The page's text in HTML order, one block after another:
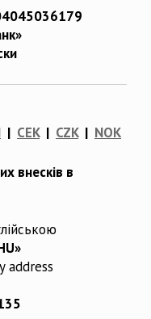
| CEK| CZK| NOK
внесків в
address